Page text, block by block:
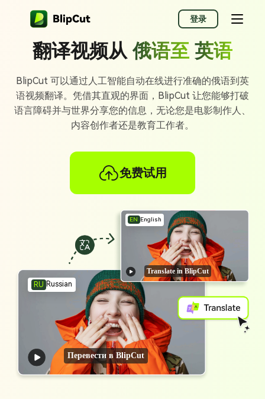
登录
翻译视频从 俄语至 英语
BlipCut 可以通过人工智能自动在线进行准确的俄语到英
语视频翻译。凭借其直观的界面，BlipCut 让您能够打破
语言障碍并与世界分享您的信息，无论您是电影制作人、
内容创作者还是教育工作者。
免费试用
RU Russian
EN English
Перевести в BlipCut
Translate in BlipCut